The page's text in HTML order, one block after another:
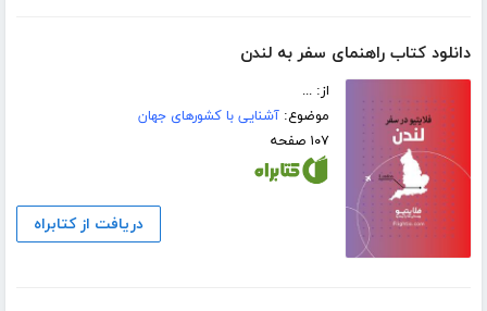
دانلود کتاب راهنمای سفر به لندن
از: ...
موضوع:آشنایی با کشورهای جهان
۱۰۷ صفحه
دریافت از کتابراه